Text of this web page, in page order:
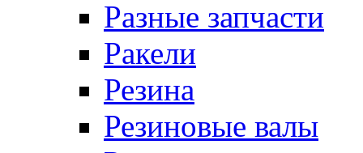
Разные запчасти
Ракели
Резина
Резиновые валы